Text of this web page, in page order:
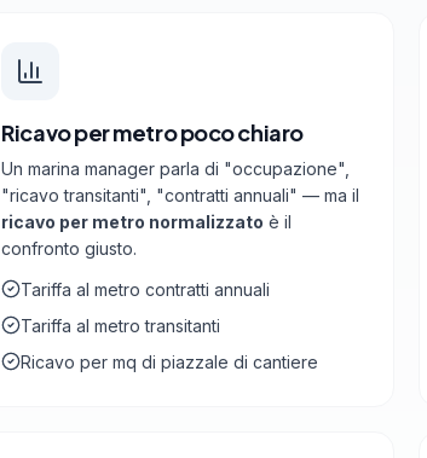
Ricavo per metro poco chiaro
Un marina manager parla di "occupazione",
"ricavo transitanti", "contratti annuali" — ma il
ricavo per metro normalizzato è il
confronto giusto.
Tariffa al metro contratti annuali
Tariffa al metro transitanti
Ricavo per mq di piazzale di cantiere